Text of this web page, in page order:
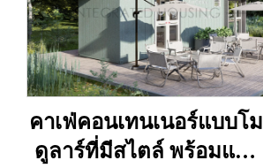
คาเฟ่คอนเทนเนอร์แบบโม
ดูลาร์ที่มีสไตล์ พร้อมแผง